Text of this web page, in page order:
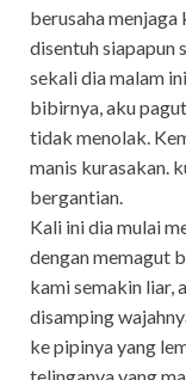
berusaha
disentuh siapapun
sekali dia malam
bibirnya, aku
tidak menolak.
manis kurasakan.
bergantian.
Kali ini dia mulai
dengan memagut
kami semakin liar,
disamping
ke pipinya yang